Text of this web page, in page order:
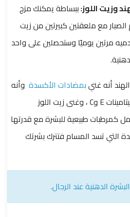
وزيت اللوز:ببساطة يمكنك مزج
مع ملعقتين كبيرتين من زيت
مرتين يوميًا وستحصلين على واحد
أنه غنيبمضادات الأكسدة وأنه
والفيتامينات E وC ، وغنى زيت اللوز
كمرطبات طبيعية للبشرة مع قدرتها
التي تسد المسام فتترك بشرتك
البشرة الدهنية عند الرجال.